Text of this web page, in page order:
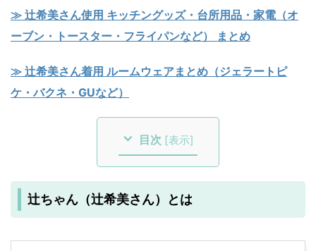
≫ 辻希美さん使用 キッチングッズ・台所用品・家電（オ
ーブン・トースター・フライパンなど） まとめ
≫ 辻希美さん着用 ルームウェアまとめ（ジェラートピ
ケ・バクネ・GUなど）
目次 [表示]
辻ちゃん（辻希美さん）とは